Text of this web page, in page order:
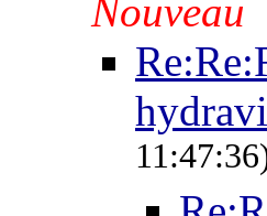
Nouveau